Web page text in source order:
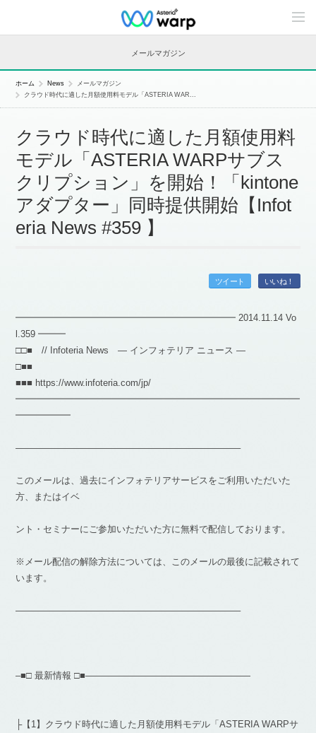
C
n
n
メールマガジン
ホーム News
メールマガジン
クラウド時代に適した月額使用料モデル「ASTERIA WAR...
クラウド時代に適した月額使用料
モデル「ASTERIA WARPサブス
クリプション」を開始！「kintone
アダプター」同時提供開始【Infot
eria News #359 】
ツイート いいね！
━━━━━━━━━━━━━━━━━━━━━━━━ 2014.11.14 Vo
l.359 ━━━
□□■ // Infoteria News — インフォテリア ニュース —
□■■
■■■ https://www.infoteria.com/jp/
━━━━━━━━━━━━━━━━━━━━━━━━━━━━━━━
━━━━━━
————————————————————————–
このメールは、過去にインフォテリアサービスをご利用いただいた
方、またはイベ
ント・セミナーにご参加いただいた方に無料で配信しております。
※メール配信の解除方法については、このメールの最後に記載されて
います。
————————————————————————–
–■□ 最新情報 □■——————————————————
├【1】クラウド時代に適した月額使用料モデル「ASTERIA WARPサ